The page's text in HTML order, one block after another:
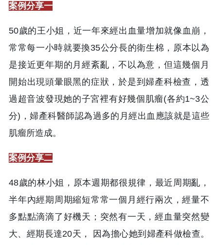
案例分享一
50歲的王小姐，近一年來經出血量增加就像血崩，
常常每一小時就要換35公分長的衛生棉，原本以為
是接近更年期的月經紊亂，不以為意，但這幾個月
開始出現頭暈眼黑的症狀，於是到婦產科檢查，透
過超音波發現她的子宮裡有好幾個肌瘤(各約1~3公
分)，婦產科醫師認為過多的月經出血應該就是這些
肌瘤所造成。
案例分享二
48歲的林小姐，原本週期都很規律，最近周期亂，
半年內經期周期縮短常常一個月經行兩次，經量不
多點點滴滴了好機天；突然有一天，經血量突然變
大、經期長達20天， 因為擔心她到婦產科做檢查。